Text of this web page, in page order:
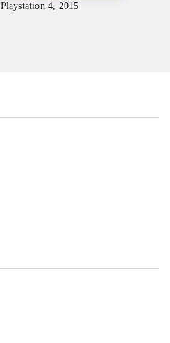
Playstation 4, 2015